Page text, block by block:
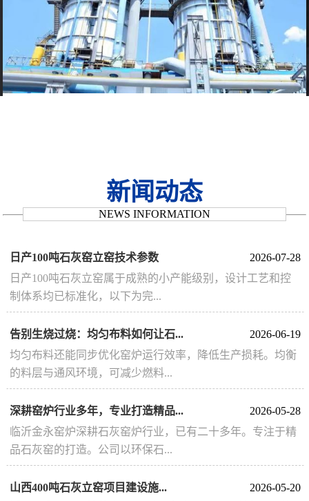
新闻动态
NEWS INFORMATION
2026-07-28
日产100吨石灰窑立窑技术参数
日产100吨石灰立窑属于成熟的小产能级别，设计工艺和控
制体系均已标准化，以下为完...
2026-06-19
告别生烧过烧：均匀布料如何让石...
均匀布料还能同步优化窑炉运行效率，降低生产损耗。均衡
的料层与通风环境，可减少燃料...
2026-05-28
深耕窑炉行业多年，专业打造精品...
临沂金永窑炉深耕石灰窑炉行业，已有二十多年。专注于精
品石灰窑的打造。公司以环保石...
2026-05-20
山西400吨石灰立窑项目建设施...